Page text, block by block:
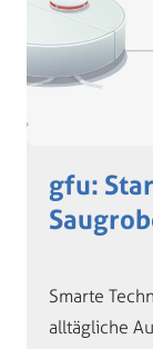
gfu:
Smarte
alltägliche